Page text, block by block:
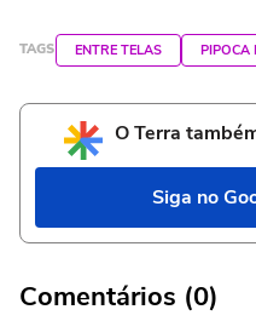
TAGS ENTRE TELAS PIPOCA
O Terra
Siga no
Comentários (0)